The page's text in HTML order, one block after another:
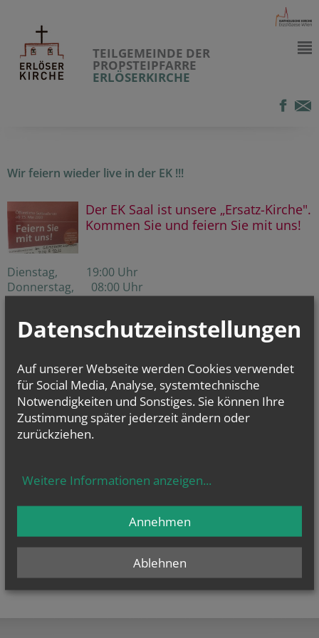
TEILGEMEINDE DER
PROPSTEIPFARRE
ERLÖSERKIRCHE
Wir feiern wieder live in der EK !!!
Der EK Saal ist unsere „Ersatz-Kirche".
Kommen Sie und feiern Sie mit uns!
Dienstag, 19:00 Uhr
Donnerstag, 08:00 Uhr
Sonntag, 9:00 Uhr und 10:30 Uhr
bereit.
alle Einträge anzeigen
Datenschutzeinstellungen
Auf unserer Webseite werden Cookies verwendet
für Social Media, Analyse, systemtechnische
Notwendigkeiten und Sonstiges. Sie können Ihre
Zustimmung später jederzeit ändern oder
zurückziehen.
Weitere Informationen anzeigen...
Ablehnen
Annehmen